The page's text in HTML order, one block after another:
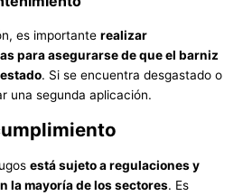
es importanterealizar
para asegurarse de que el barniz
. Si se encuentra desgastado o
una segunda aplicación.
está sujeto a regulaciones y
la mayoría de los sectores. Es